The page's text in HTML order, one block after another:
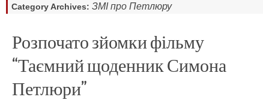
Category Archives: ЗМІ про Петлюру
Розпочато зйомки фільму
“Таємний щоденник Симона
Петлюри”